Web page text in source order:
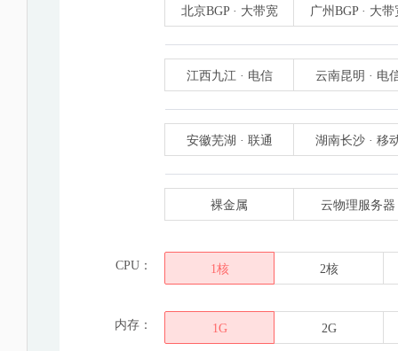
北京BGP · 大带宽 广州BGP · 大带
江西九江 · 电信 云南昆明 · 电
安徽芜湖 · 联通 湖南长沙 · 移
裸金属 云物理服务器
CPU： 1核 2核
内存： 1G 2G